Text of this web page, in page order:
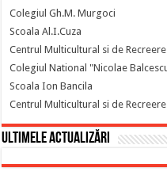
Colegiul Gh.M. Murgoci
Scoala Al.I.Cuza
Centrul Multicultural si de
Colegiul National "Nicolae
Scoala Ion Bancila
Centrul Multicultural si de
Ultimele actualizări